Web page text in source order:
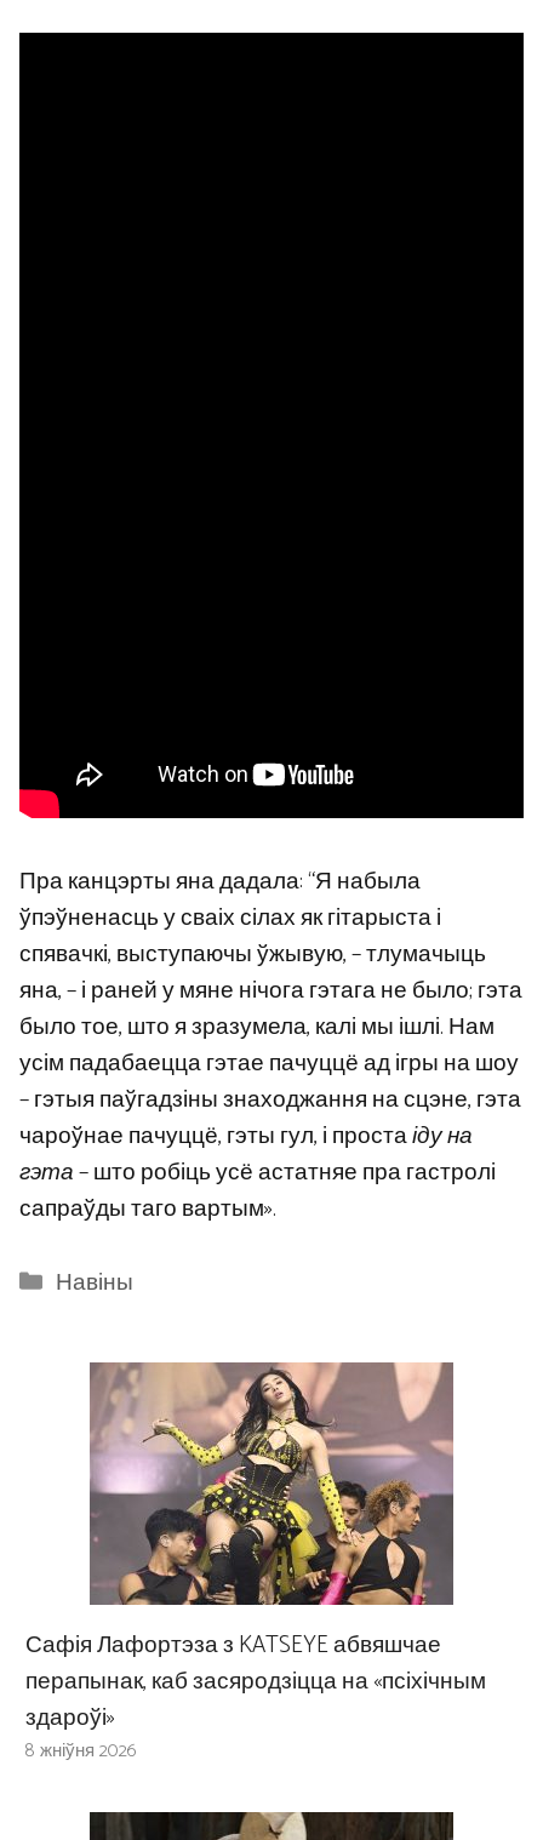
Пра канцэрты яна дадала: “Я набыла
ўпэўненасць у сваіх сілах як гітарыста і
спявачкі, выступаючы ўжывую, – тлумачыць
яна, – і раней у мяне нічога гэтага не было; гэта
было тое, што я зразумела, калі мы ішлі. Нам
усім падабаецца гэтае пачуццё ад ігры на шоу
– гэтыя паўгадзіны знаходжання на сцэне, гэта
чароўнае пачуццё, гэты гул, і простаіду на
гэта– што робіць усё астатняе пра гастролі
сапраўды таго вартым».
Categories
Навіны
Сафія Лафортэза з KATSEYE абвяшчае
перапынак, каб засяродзіцца на «псіхічным
здароўі»
8 жніўня 2026